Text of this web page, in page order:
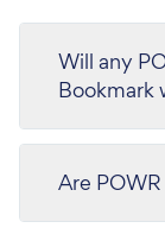
Will any
Bookmark
Are